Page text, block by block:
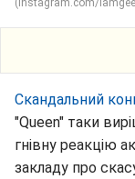
(instagram.com/
Скандальний
"Queen" таки
гнівну реакцію
закладу про